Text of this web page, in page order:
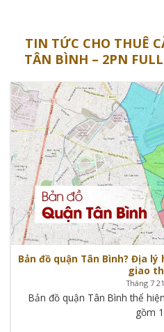
TIN TỨC CHO THUÊ
TÂN BÌNH – 2PN
Bản đồ quận Tân Bình? Địa
giao
Tháng 7
Bản đồ quận Tân Bình thể
gồm